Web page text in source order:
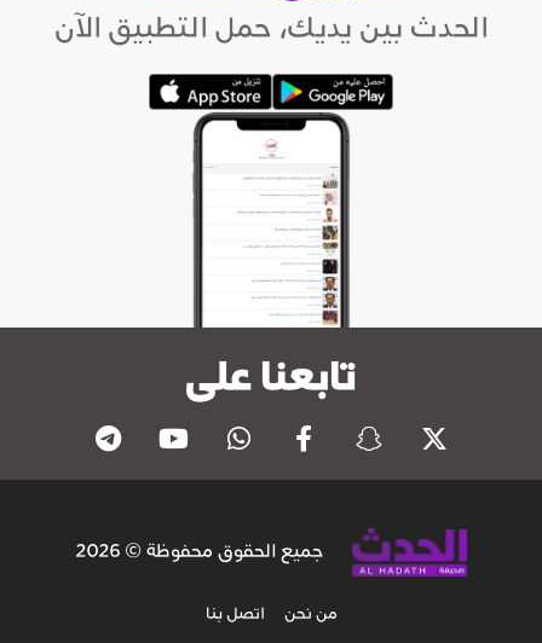
الحدث بين يديك، حمل التطبيق الآن
تابعنا على
جميع الحقوق محفوظة © 2026
من نحن اتصل بنا